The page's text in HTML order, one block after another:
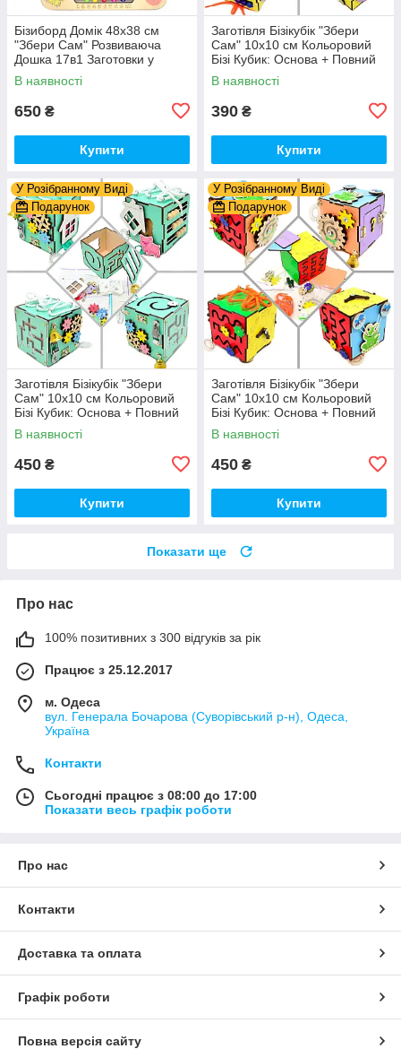
Бізиборд Домік 48x38 см
"Збери Сам" Розвиваюча
Дошка 17в1 Заготовки у
Разобранному вигляді +
Деталі та Фарба
В наявності
650 ₴
Купити
Заготівля Бізікубік "Збери
Сам" 10х10 см Кольоровий
Бізі Кубик: Основа + Повний
Комплект (в Розібраному
Виді) Кубік Бізи, Жовтий
В наявності
390 ₴
Купити
У Розібранному Виді
Подарунок
Заготівля Бізікубік "Збери
Сам" 10х10 см Кольоровий
Бізі Кубик: Основа + Повний
Комплект (в Розібраному
Виді) Кубік Бізи, Бірюза
В наявності
450 ₴
Купити
У Розібранному Виді
Подарунок
Заготівля Бізікубік "Збери
Сам" 10х10 см Кольоровий
Бізі Кубик: Основа + Повний
Комплект (в Розібраному
Виді) Кубік Бізи, Різнокол
В наявності
450 ₴
Купити
Показати ще
Про нас
100% позитивних з 300 відгуків за рік
Працює з 25.12.2017
м. Одеса
вул. Генерала Бочарова (Суворівський р-н), Одеса,
Україна
Контакти
Сьогодні працює з 08:00 до 17:00
Показати весь графік роботи
Про нас
Контакти
Доставка та оплата
Графік роботи
Повна версія сайту